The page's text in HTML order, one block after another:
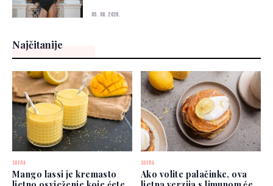
05. 08. 2026.
Najčitanije
SOFRA
Mango lassi je kremasto
SOFRA
Ako volite palačinke, ova